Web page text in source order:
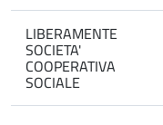
LIBERAMENTE
SOCIETA'
COOPERATIVA
SOCIALE